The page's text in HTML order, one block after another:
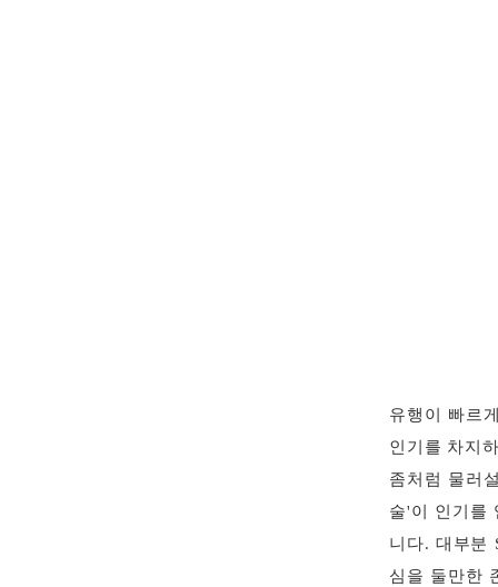
유행이 빠르
인기를 차지
좀처럼 물러
술'이 인기를
니다. 대부분
심을 둘만한